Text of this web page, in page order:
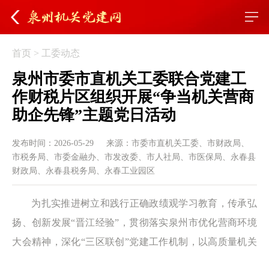
首页 > 工委动态
泉州市委市直机关工委联合党建工
作财税片区组织开展“争当机关营商
助企先锋”主题党日活动
发布时间：2026-05-29
来源：市委市直机关工委、市财政局、
市税务局、市委金融办、市发改委、市人社局、市医保局、永春县
财政局、永春县税务局、永春工业园区
为扎实推进树立和践行正确政绩观学习教育，传承弘
扬、创新发展“晋江经验”，贯彻落实泉州市优化营商环境
大会精神，深化“三区联创”党建工作机制，以高质量机关